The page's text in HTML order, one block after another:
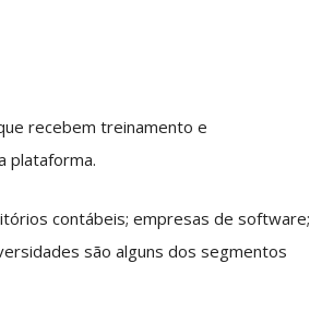
recebem treinamento e
plataforma.
contábeis; empresas de software;
são alguns dos segmentos